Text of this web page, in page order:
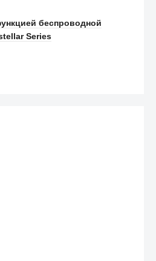
беспроводной
Series